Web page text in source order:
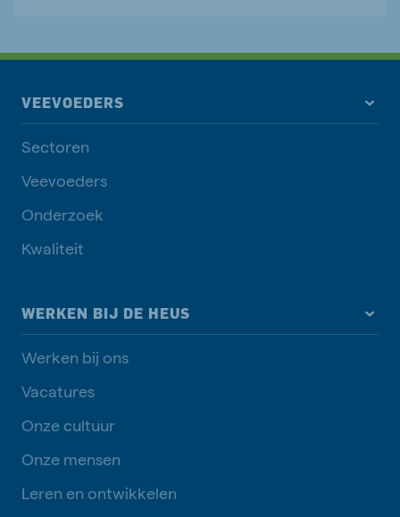
VEEVOEDERS
Sectoren
Veevoeders
Onderzoek
Kwaliteit
WERKEN BIJ DE HEUS
Werken bij ons
Vacatures
Onze cultuur
Onze mensen
Leren en ontwikkelen